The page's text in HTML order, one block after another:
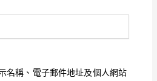
名稱、電子郵件地址及個人網站